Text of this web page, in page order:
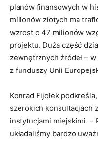
planów finansowych w
milionów złotych ma
wzrost o 47 milionów
projektu. Duża część
zewnętrznych źródeł –
z funduszy Unii
Konrad Fijołek
szerokich konsultacjach
instytucjami miejskimi. –
układaliśmy bardzo